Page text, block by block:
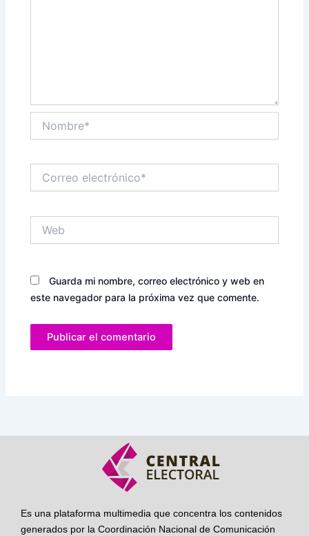
electrónico*
Guarda mi nombre, correo electrónico y web en
este navegador para la próxima vez que comente.
Es una plataforma multimedia que concentra los contenidos
generados por la Coordinación Nacional de Comunicación